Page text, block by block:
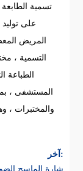
على
المريض
التسمية ،
الطباعة
المستشفى ،
والمختبرات ،
آخر:
شارة الماسح